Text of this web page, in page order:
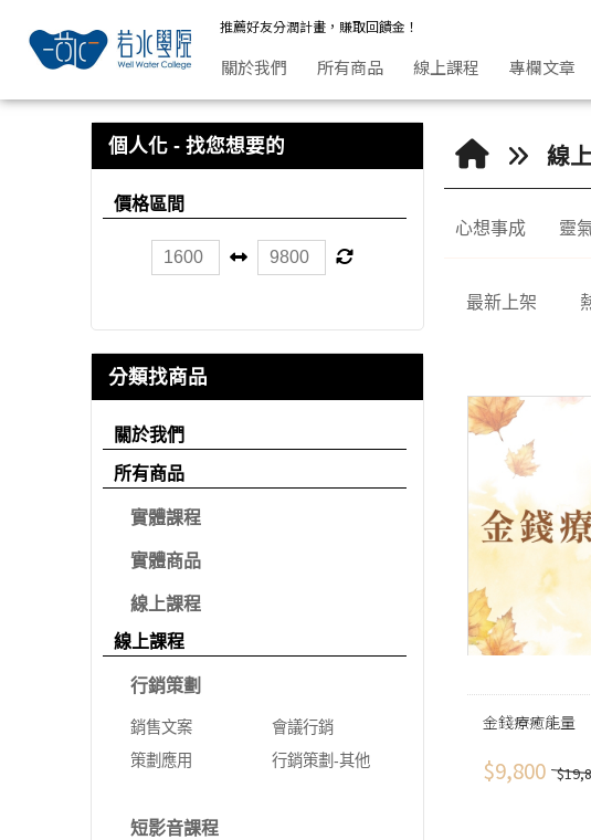
推薦好友分潤計畫，賺取回饋金！
關於我們 所有商品 線上課程 專欄文章
個人化 - 找您想要的
價格區間
分類找商品
關於我們
所有商品
實體課程
實體商品
線上課程
線上課程
行銷策劃
銷售文案
會議行銷
策劃應用
行銷策劃-其他
短影音課程
線
心想事成 靈
最新上架
金錢療癒能量
$9,800